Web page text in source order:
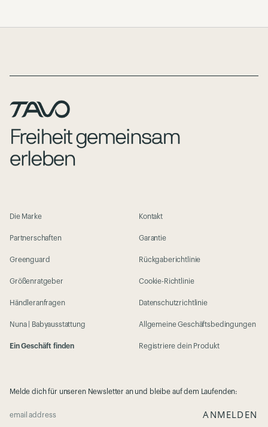
Die Marke
Partnerschaften
Greenguard
Größenratgeber
Händleranfragen
Nuna | Babyausstattung
Ein Geschäft finden
Kontakt
Garantie
Rückgaberichtlinie
Cookie-Richtlinie
Datenschutzrichtlinie
Allgemeine Geschäftsbedingungen
Registriere dein Produkt
Melde dich für unseren Newsletter an und bleibe auf dem Laufenden:
email address ANMELDEN